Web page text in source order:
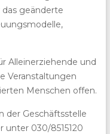
geänderte
Alleinerziehende und
Veranstaltungen
Menschen offen.
der Geschäftsstelle
unter 030/8515120